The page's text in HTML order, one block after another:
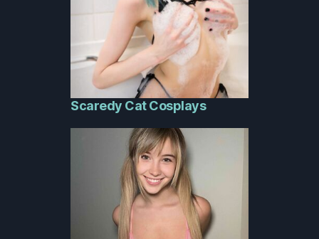
Scaredy Cat Cosplays